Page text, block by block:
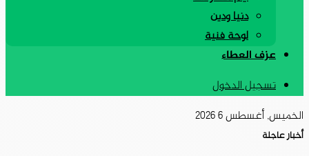
دنيا ودين
لوحة فنية
عزف العطاء
تسجيل الدخول
الخميس, أغسطس 6 2026
أخبار عاجلة